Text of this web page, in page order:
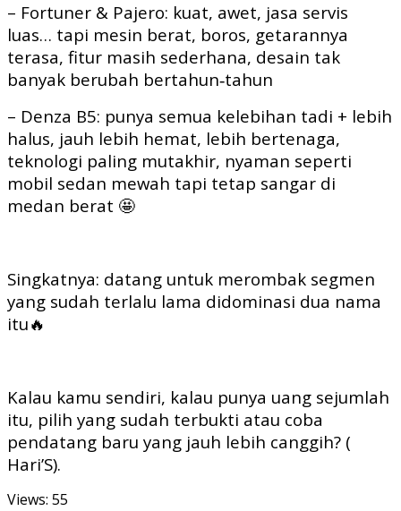
– Fortuner & Pajero: kuat, awet, jasa servis
luas… tapi mesin berat, boros, getarannya
terasa, fitur masih sederhana, desain tak
banyak berubah bertahun‑tahun
– Denza B5: punya semua kelebihan tadi + lebih
halus, jauh lebih hemat, lebih bertenaga,
teknologi paling mutakhir, nyaman seperti
mobil sedan mewah tapi tetap sangar di
medan berat 🤩
Singkatnya: datang untuk merombak segmen
yang sudah terlalu lama didominasi dua nama
itu🔥
Kalau kamu sendiri, kalau punya uang sejumlah
itu, pilih yang sudah terbukti atau coba
pendatang baru yang jauh lebih canggih? (
Hari’S).
Views: 55